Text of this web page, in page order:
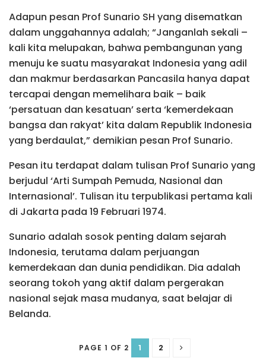
Adapun pesan Prof Sunario SH yang disematkan
dalam unggahannya adalah; “Janganlah sekali –
kali kita melupakan, bahwa pembangunan yang
menuju ke suatu masyarakat Indonesia yang adil
dan makmur berdasarkan Pancasila hanya dapat
tercapai dengan memelihara baik – baik
‘persatuan dan kesatuan’ serta ‘kemerdekaan
bangsa dan rakyat’ kita dalam Republik Indonesia
yang berdaulat,” demikian pesan Prof Sunario.
Pesan itu terdapat dalam tulisan Prof Sunario yang
berjudul ‘Arti Sumpah Pemuda, Nasional dan
Internasional’. Tulisan itu terpublikasi pertama kali
di Jakarta pada 19 Februari 1974.
Sunario adalah sosok penting dalam sejarah
Indonesia, terutama dalam perjuangan
kemerdekaan dan dunia pendidikan. Dia adalah
seorang tokoh yang aktif dalam pergerakan
nasional sejak masa mudanya, saat belajar di
Belanda.
PAGE 1 OF 2 1 2